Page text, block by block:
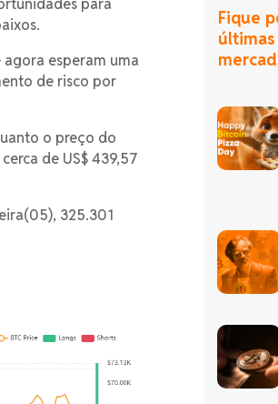
para
esperam uma
de risco por
o preço do
de US$ 439,57
325.301
Fique